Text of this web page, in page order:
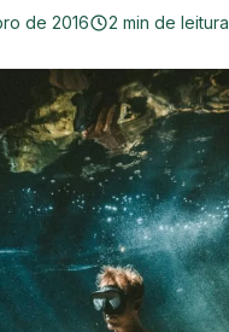
de 2016 2 min de leitura